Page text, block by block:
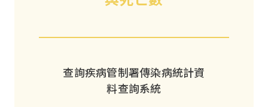
查詢疾病管制署傳染病統計資
料查詢系統